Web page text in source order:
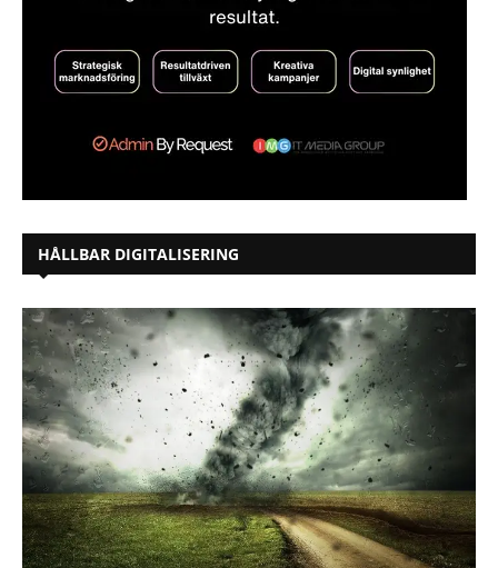
HÅLLBAR DIGITALISERING